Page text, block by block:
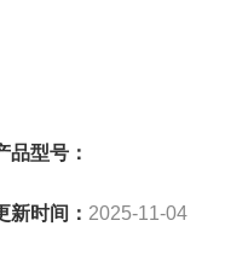
品型号：
新时间： 2025-11-04